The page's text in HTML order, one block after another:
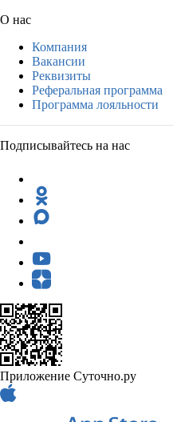
О нас
Компания
Вакансии
Реквизиты
Реферальная программа
Программа лояльности
Подписывайтесь на нас
Приложение Суточно.ру